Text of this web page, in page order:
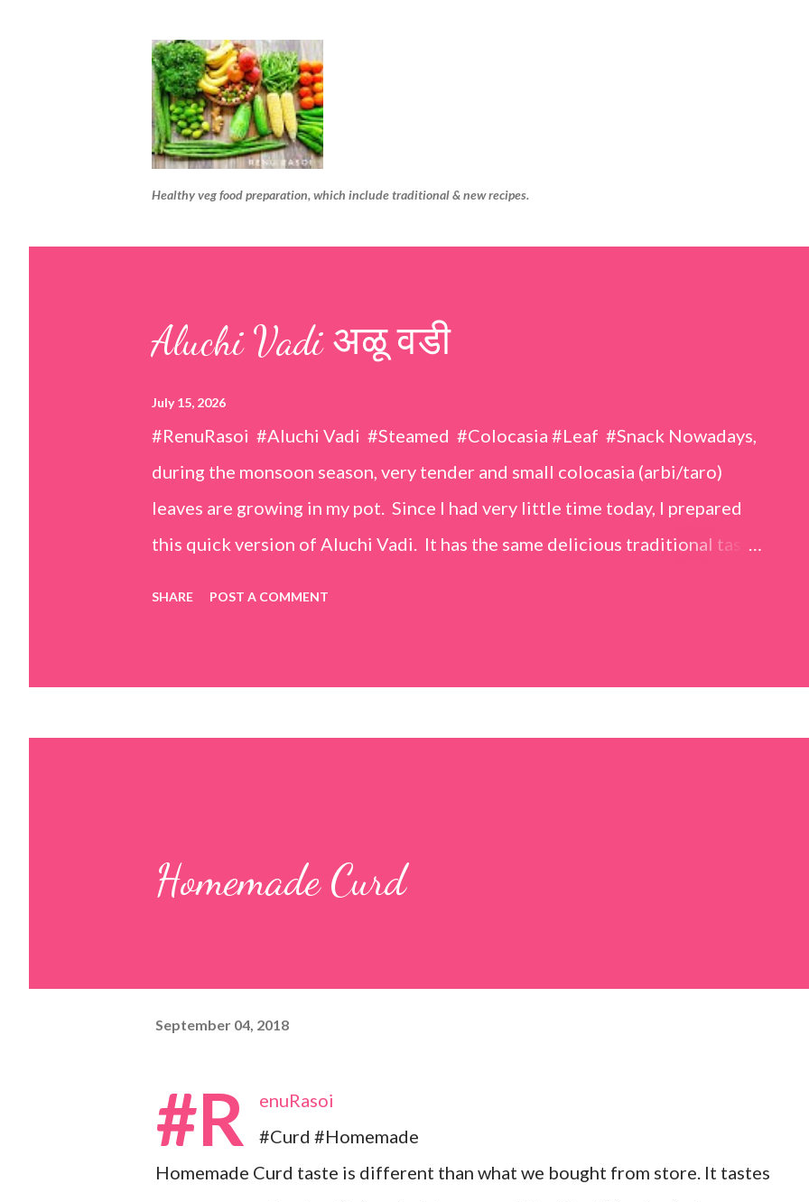
Healthy veg food preparation, which include traditional & new recipes.
Aluchi Vadi अळू वडी
July 15, 2026
#RenuRasoi #Aluchi Vadi #Steamed #Colocasia #Leaf #Snack Nowadays,
during the monsoon season, very tender and small colocasia (arbi/taro)
leaves are growing in my pot. Since I had very little time today, I prepared
this quick version of Aluchi Vadi. It has the same delicious traditional taste
teaspoons *Salt – 1½ teaspoons *Sugar – 1 teaspoon *Coriander powder – 3
leaves, gram flour, rice flour, red chilli powder, salt, sugar, coriander powder,
carom...
SHARE POST A COMMENT
Homemade Curd
September 04, 2018
#R
enuRasoi
#Curd #Homemade
Homemade Curd taste is different than what we bought from store. It tastes